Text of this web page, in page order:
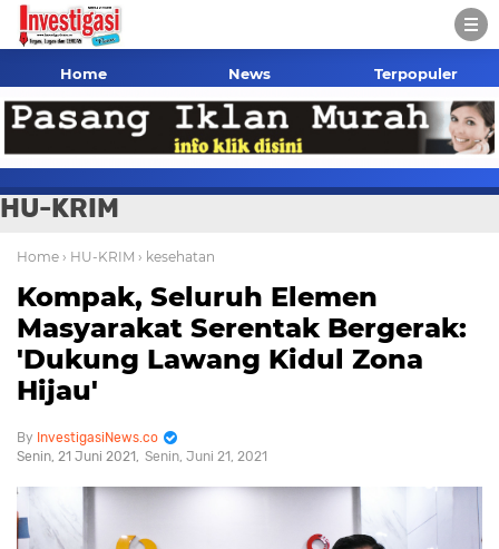
Home News Terpopuler
HU-KRIM
Home › HU-KRIM › kesehatan
Kompak, Seluruh Elemen
Masyarakat Serentak Bergerak:
'Dukung Lawang Kidul Zona
Hijau'
InvestigasiNews.co
Senin, 21 Juni 2021
Senin, Juni 21, 2021